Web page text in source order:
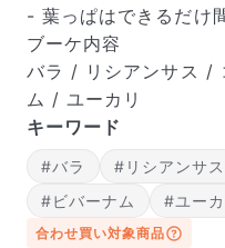
届いたお花に元気が
もし届いたお花に「枯
不備があった場合は、
までご連絡ください。
- 葉っぱはできるだけ
ブーケ内容
バラ / リシアンサス /
ム / ユーカリ
キーワード
#バラ #リシアンサス
#ビバーナム
#ユー
合わせ買い対象商品